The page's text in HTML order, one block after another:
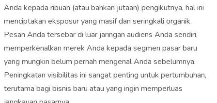
Anda kepada ribuan (atau bahkan jutaan) pengikutnya, hal ini
menciptakan eksposur yang masif dan seringkali organik.
Pesan Anda tersebar di luar jaringan audiens Anda sendiri,
memperkenalkan merek Anda kepada segmen pasar baru
yang mungkin belum pernah mengenal Anda sebelumnya.
Peningkatan visibilitas ini sangat penting untuk pertumbuhan,
terutama bagi bisnis baru atau yang ingin memperluas